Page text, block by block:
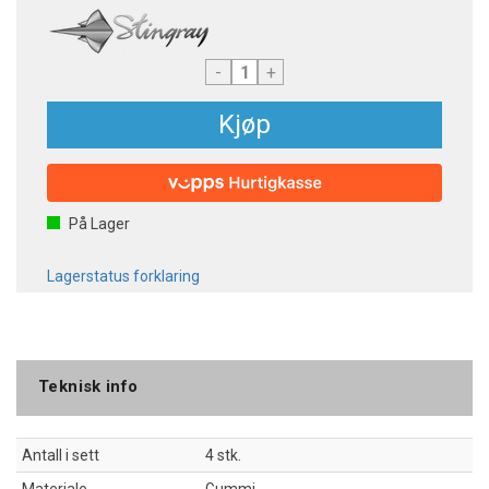
- +
Kjøp
På Lager
Lagerstatus forklaring
Teknisk info
Antall i sett
4 stk.